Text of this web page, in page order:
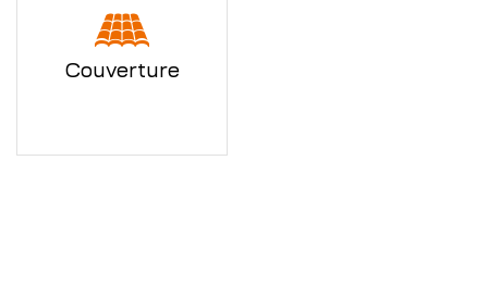
Couverture